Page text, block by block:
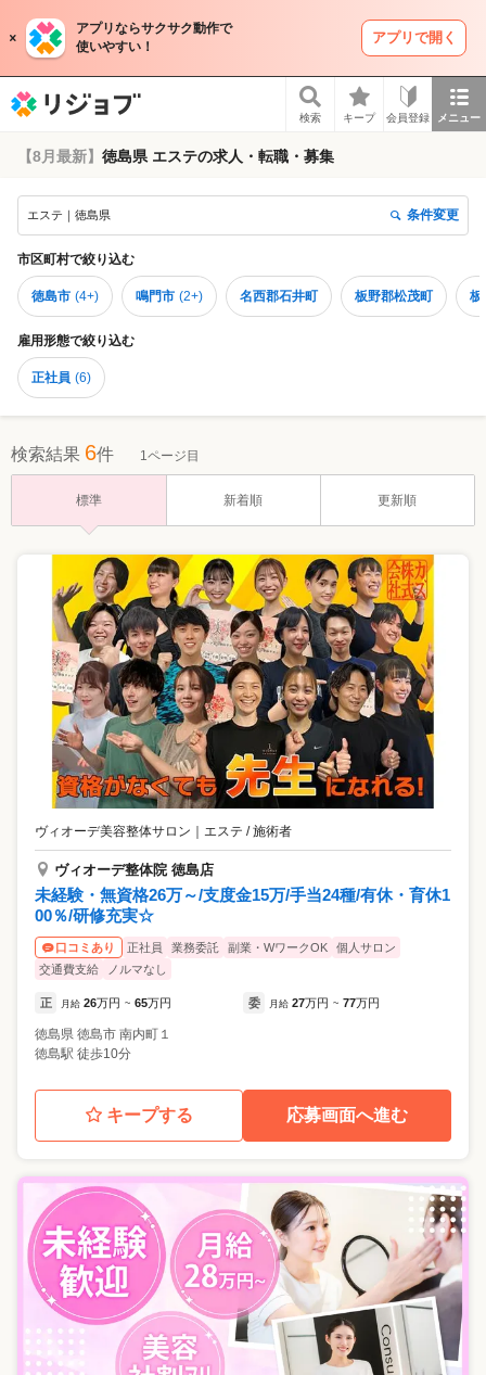
アプリならサクサク動作で
使いやすい！
アプリで開く
検索 キープ 会員登録 メニュー
【8月最新】 徳島県 エステの求人・転職・募集
エステ｜徳島県 条件変更
市区町村で絞り込む
徳島市 (4+) 鳴門市 (2+) 名西郡石井町 板野郡松茂町 板
雇用形態で絞り込む
正社員 (6)
検索結果 6件 1ページ目
標準 新着順 更新順
ヴィオーデ美容整体サロン エステ / 施術者
ヴィオーデ整体院 徳島店
未経験・無資格26万～/支度金15万/手当24種/有休・育休1
00％/研修充実☆
口コミあり 正社員 業務委託 副業・WワークOK
個人サロン
交通費支給
ノルマなし
正 月給 26万円 ~ 65万円 委 月給 27万円 ~ 77万円
徳島県 徳島市 南内町１
徳島駅 徒歩10分
キープする 応募画面へ進む